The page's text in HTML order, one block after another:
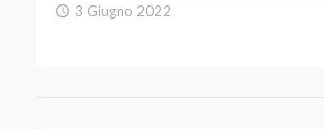
3 Giugno 2022